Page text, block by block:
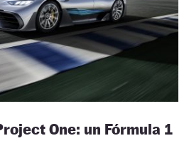
One: un Fórmula 1